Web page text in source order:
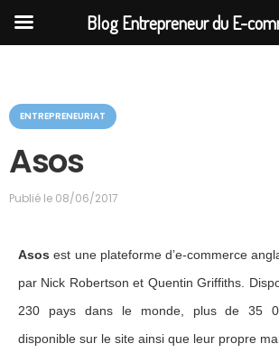
C
a
é
o
ENTREPRENEURIAT
Asos
Publié le 08/06/2017
Asos est une plateforme d’e-commerce
par Nick Robertson et Quentin Griffiths.
230 pays dans le monde, plus de 35
disponible sur le site ainsi que leur propre
Blog Entrepreneur du E-